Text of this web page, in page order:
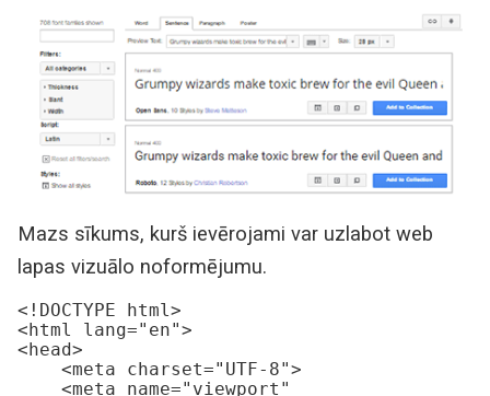
Mazs sīkums, kurš ievērojami var uzlabot web
lapas vizuālo noformējumu.
<!DOCTYPE html>
<html lang="en">
<head>